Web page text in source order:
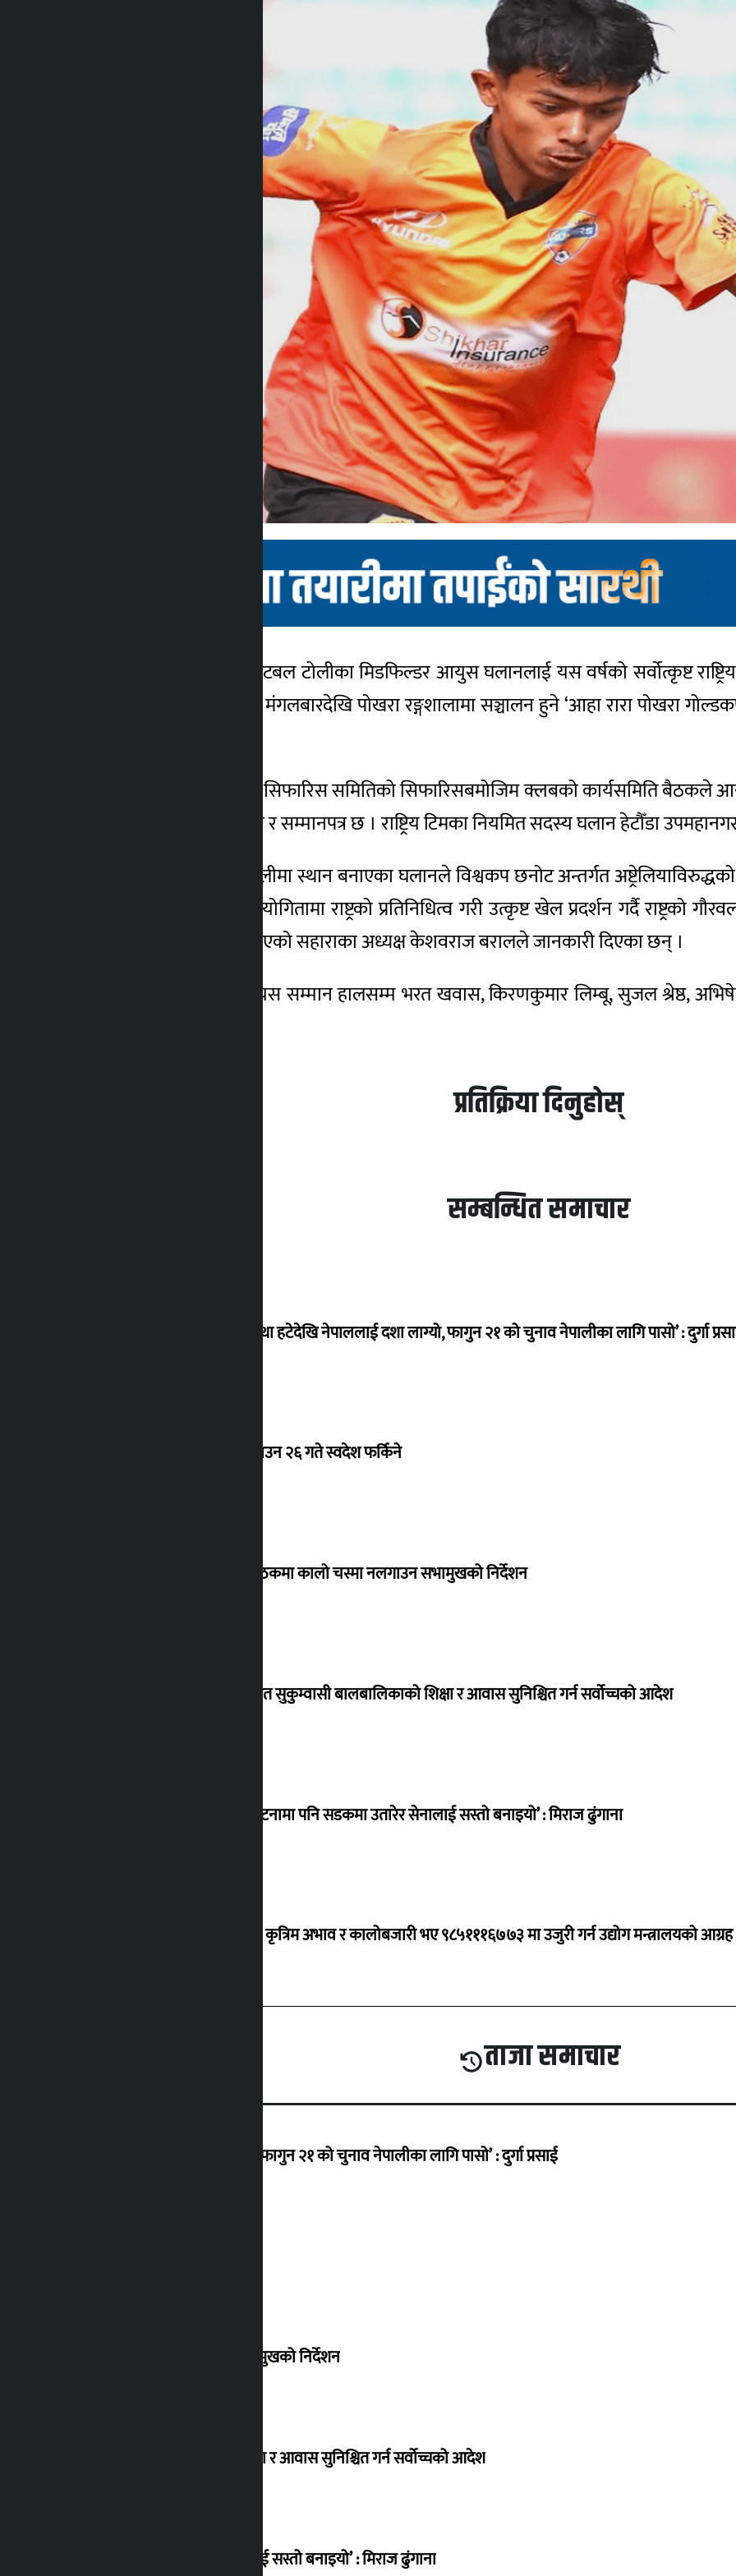
काठमाडौँ । नेपाली राष्ट्रिय फुटबल टोलीका मिडफिल्डर आयुस घलानलाई यस वर्षको सर्वोत्कृष्ट
क्लब पोखराको आयोजनामा मंगलबारदेखि पोखरा रङ्गशालामा सञ्चालन हुने ‘आहा रारा पोखरा
प्रतिभा छनोटका लागि गठित सिफारिस समितिको सिफारिसबमोजिम क्लबको कार्यसमिति
राशि नगद ५० हजार ५ रुपैयाँ र सम्मानपत्र छ । राष्ट्रिय टिमका नियमित सदस्य घलान हेटौँडा
यस्तै, सानो उमरेमा राष्ट्रिय टोलीमा स्थान बनाएका घलानले विश्वकप छनोट अन्तर्गत
तथा अन्तर्राष्ट्रिय फुटबल प्रतियोगितामा राष्ट्रको प्रतिनिधित्व गरी उत्कृष्ट खेल प्रदर्शन गर्दै
क्लबले बर्सेनि सम्मान गर्दै आएको सहाराका अध्यक्ष केशवराज बरालले जानकारी दिएका छन् ।
विसं २०७४ देखि सञ्चालित यस सम्मान हालसम्म भरत खवास, किरणकुमार लिम्बू, सुजल श्रेष्ठ,
प्रतिक्रिया दिनुहोस्
सम्बन्धित समाचार
‘राजसंस्था हटेदेखि नेपाललाई दशा लाग्यो, फागुन २१ को चुनाव नेपालीका लागि पासो’ : दुर्गा
देउवा साउन २६ गते स्वदेश फर्किने
संसद् बैठकमा कालो चस्मा नलगाउन सभामुखको निर्देशन
विस्थापित सुकुम्वासी बालबालिकाको शिक्षा र आवास सुनिश्चित गर्न सर्वोच्चको आदेश
‘सानो घटनामा पनि सडकमा उतारेर सेनालाई सस्तो बनाइयो’ : मिराज ढुंगाना
ग्यासको कृत्रिम अभाव र कालोबजारी भए ९८५१११६७७३ मा उजुरी गर्न उद्योग मन्त्रालयको आग्रह
ताजा समाचार
‘राजसंस्था हटेदेखि नेपाललाई दशा लाग्यो, फागुन २१ को चुनाव नेपालीका लागि पासो’ : दुर्गा प्रसाई
संसद् बैठकमा कालो चस्मा नलगाउन सभामुखको निर्देशन
विस्थापित सुकुम्वासी बालबालिकाको शिक्षा र आवास सुनिश्चित गर्न सर्वोच्चको आदेश
‘सानो घटनामा पनि सडकमा उतारेर सेनालाई सस्तो बनाइयो’ : मिराज ढुंगाना